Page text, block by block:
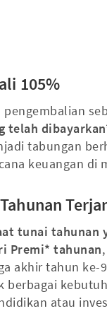
105%
telah
tabungan
keuangan di
tunai tahunan
Premi* tahunan
akhir tahun ke-
berbagai
atau